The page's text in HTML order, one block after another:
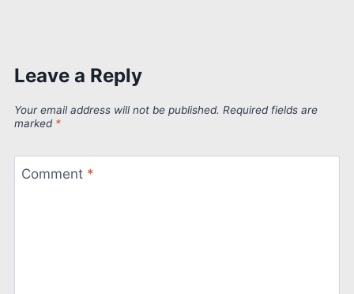
Leave a Reply
Your email address will not be published. Required fields are
marked *
Comment *